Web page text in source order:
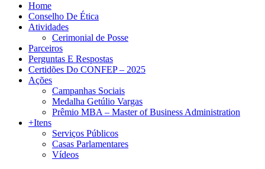
Home
Conselho De Ética
Atividades
Cerimonial de Posse
Parceiros
Perguntas E Respostas
Certidões Do CONFEP – 2025
Ações
Campanhas Sociais
Medalha Getúlio Vargas
Prêmio MBA – Master of Business Administration
+Itens
Serviços Públicos
Casas Parlamentares
Vídeos